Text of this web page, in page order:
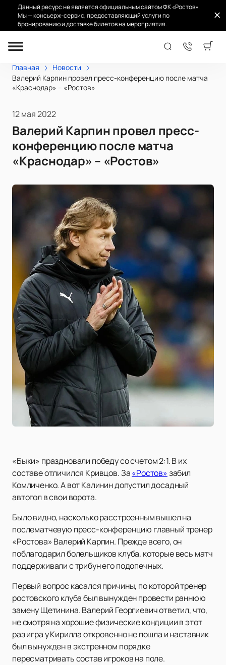
Данный ресурс не является официальным сайтом ФК «Ростов».
Мы — консьерж-сервис, предоставляющий услуги по
бронированию и доставке билетов на мероприятия.
Главная
Новости
Валерий Карпин провел пресс-конференцию после матча
«Краснодар» – «Ростов»
12 мая 2022
Валерий Карпин провел пресс-
конференцию после матча
«Краснодар» – «Ростов»
«Быки» праздновали победу со счетом 2:1. В их
составе отличился Кривцов. За«Ростов»забил
Комличенко. А вот Калинин допустил досадный
автогол в свои ворота.
Было видно, насколько расстроенным вышел на
послематчевую пресс-конференцию главный тренер
«Ростова» Валерий Карпин. Прежде всего, он
поблагодарил болельщиков клуба, которые весь матч
поддерживали с трибун его подопечных.
Первый вопрос касался причины, по которой тренер
ростовского клуба был вынужден провести раннюю
замену Щетинина. Валерий Георгиевич ответил, что,
не смотря на хорошие физические кондиции в этот
раз игра у Кирилла откровенно не пошла и наставник
был вынужден в экстренном порядке
пересматривать состав игроков на поле.